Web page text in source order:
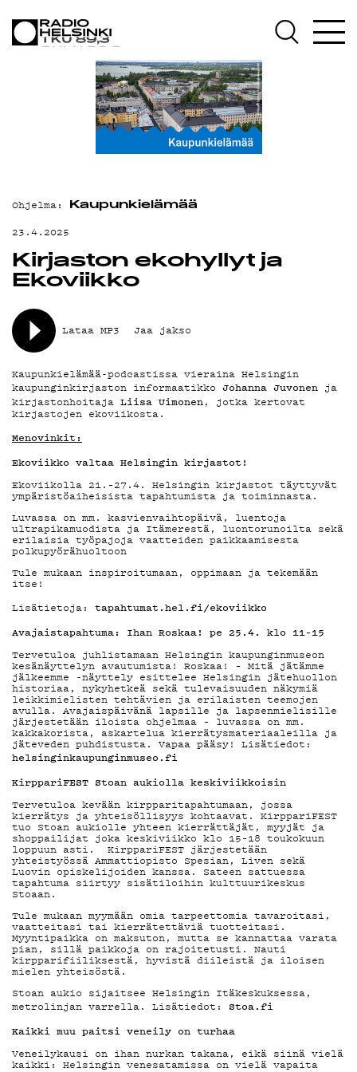
OHJELMAT
TEKIJÄT
ON-DEMAND
PODCAST
MAINOSTA
G LIVELAB
TIETOSUOJA
KIRJAUDU SISÄÄN
Ohjelma: Kaupunkielämää
23.4.2025
Kirjaston ekohyllyt ja
Ekoviikko
Lataa MP3 Jaa jakso
Kaupunkielämää-podcastissa vieraina Helsingin
kaupunginkirjaston informaatikko Johanna Juvonen ja
kirjastonhoitaja Liisa Uimonen, jotka kertovat
kirjastojen ekoviikosta.
Menovinkit:
Ekoviikko valtaa Helsingin kirjastot!
Ekoviikolla 21.–27.4. Helsingin kirjastot täyttyvät
ympäristöaiheisista tapahtumista ja toiminnasta.
Luvassa on mm. kasvienvaihtopäivä, luentoja
ultrapikamuodista ja Itämerestä, luontorunoilta sekä
erilaisia työpajoja vaatteiden paikkaamisesta
polkupyörähuoltoon
Tule mukaan inspiroitumaan, oppimaan ja tekemään
itse!
Lisätietoja: tapahtumat.hel.fi/ekoviikko
Avajaistapahtuma: Ihan Roskaa! pe 25.4. klo 11–15
Tervetuloa juhlistamaan Helsingin kaupunginmuseon
kesänäyttelyn avautumista! Roskaa! – Mitä jätämme
jälkeemme -näyttely esittelee Helsingin jätehuollon
historiaa, nykyhetkeä sekä tulevaisuuden näkymiä
leikkimielisten tehtävien ja erilaisten teemojen
avulla. Avajaispäivänä lapsille ja lapsenmielisille
järjestetään iloista ohjelmaa – luvassa on mm.
kakkakorista, askartelua kierrätysmateriaaleilla ja
jäteveden puhdistusta. Vapaa pääsy! Lisätiedot:
helsinginkaupunginmuseo.fi
KirppariFEST Stoan aukiolla keskiviikkoisin
Tervetuloa kevään kirpparitapahtumaan, jossa
kierrätys ja yhteisöllisyys kohtaavat. KirppariFEST
tuo Stoan aukiolle yhteen kierrättäjät, myyjät ja
shoppailijat joka keskiviikko klo 15–18 toukokuun
loppuun asti. KirppariFEST järjestetään
yhteistyössä Ammattiopisto Spesian, Liven sekä
Luovin opiskelijoiden kanssa. Sateen sattuessa
tapahtuma siirtyy sisätiloihin kulttuurikeskus
Stoaan.
Tule mukaan myymään omia tarpeettomia tavaroitasi,
vaatteitasi tai kierrätettäviä tuotteitasi.
Myyntipaikka on maksuton, mutta se kannattaa varata
pian, sillä paikkoja on rajoitetusti. Nauti
kirpparifiiliksestä, hyvistä diileistä ja iloisen
mielen yhteisöstä.
Stoan aukio sijaitsee Helsingin Itäkeskuksessa,
metrolinjan varrella. Lisätiedot: Stoa.fi
Kaikki muu paitsi veneily on turhaa
Veneilykausi on ihan nurkan takana, eikä siinä vielä
kaikki: Helsingin venesatamissa on vielä vapaita